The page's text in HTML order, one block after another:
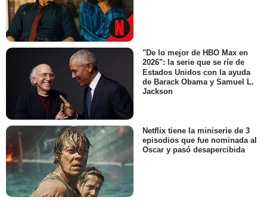
"De lo mejor de HBO Max en
2026": la serie que se ríe de
Estados Unidos con la ayuda
de Barack Obama y Samuel L.
Jackson
Netflix tiene la miniserie de 3
episodios que fue nominada al
Oscar y pasó desapercibida